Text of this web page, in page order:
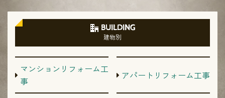
BUILDING
建物別
マンションリフォーム工
事
アパートリフォーム工事